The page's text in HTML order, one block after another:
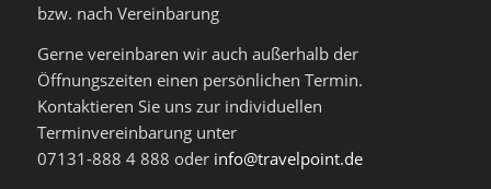
bzw. nach Vereinbarung
Gerne vereinbaren wir auch außerhalb der
Öffnungszeiten einen persönlichen Termin.
Kontaktieren Sie uns zur individuellen
Terminvereinbarung unter
07131-888 4 888 oder info@travelpoint.de